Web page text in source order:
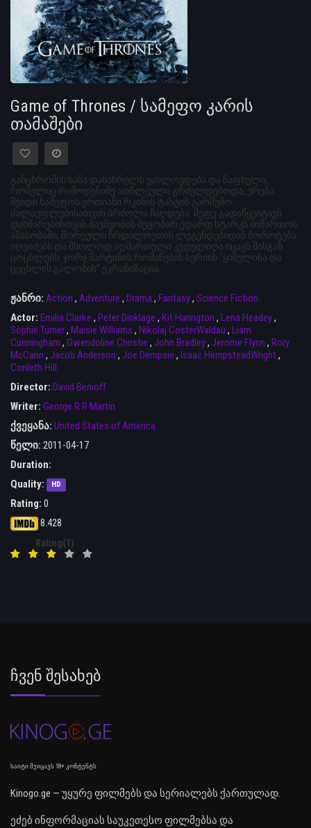
Game of Thrones / სამეფო კარის
თამაშები
განცხრომის ხანა დასასრულს უახლოვდება და ზაფხული,
რომელიც რამოდენიმე ათწლეული გრძელდებოდა, ქრება.
შვიდი სამეფოს ერთიანი რკინის ტახტის გარშემო
ძალაუფლებისათვის ბრძოლა ჩაღდება. მეფე გადაწყვიტავს
დახმარებისთვის ბავშვობის მეგობარ ედარდ სტარკს მიმართოს.
ამასობაში, შორეული ჩრდილოეთის ლეგენდებიდან ბოროტება
იღვიძებს და მხოლოდ აღმართული კედელიღა იცავს მისგან
ცოცხლებს. ჯორჯ მარტინის რომანების სერიის “ყინულისა და
ცეცხლის გალობის” ეკრანიზაცია…
ჟანრი: Action , Adventure , Drama, Fantasy, Science Fiction
Actor: Emilia Clarke , Peter Dinklage , Kit Harington , Lena Headey,
Sophie Turner, Maisie Williams , Nikolaj CosterWaldau , Liam
Cunningham , Gwendoline Christie , John Bradley, Jerome Flynn , Rory
McCann , Jacob Anderson , Joe Dempsie , Isaac HempsteadWright,
Conleth Hill
Director: David Benioff
Writer: George R R Martin
ქვეყანა: United States of America
წელი: 2011-04-17
Duration:
Quality:
HD
Rating: 0
8.428
Rating(1)
Ჩვენ Შესახებ
საიტი შეიცავს 18+ კონტენტს
Kinogo.ge — უყურე ფილმებს და სერიალებს ქართულად.
ეძებ ინფორმაციას საუკეთესო ფილმებსა და